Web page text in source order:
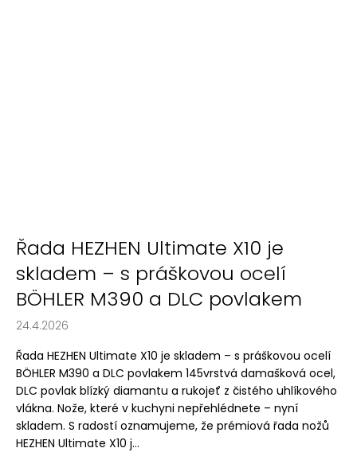
Řada HEZHEN Ultimate X10 je
skladem – s práškovou ocelí
BÖHLER M390 a DLC povlakem
24.4.2026
Řada HEZHEN Ultimate X10 je skladem – s práškovou ocelí
BÖHLER M390 a DLC povlakem 145vrstvá damašková ocel,
DLC povlak blízký diamantu a rukojeť z čistého uhlíkového
vlákna. Nože, které v kuchyni nepřehlédnete – nyní
skladem. S radostí oznamujeme, že prémiová řada nožů
HEZHEN Ultimate X10 j...